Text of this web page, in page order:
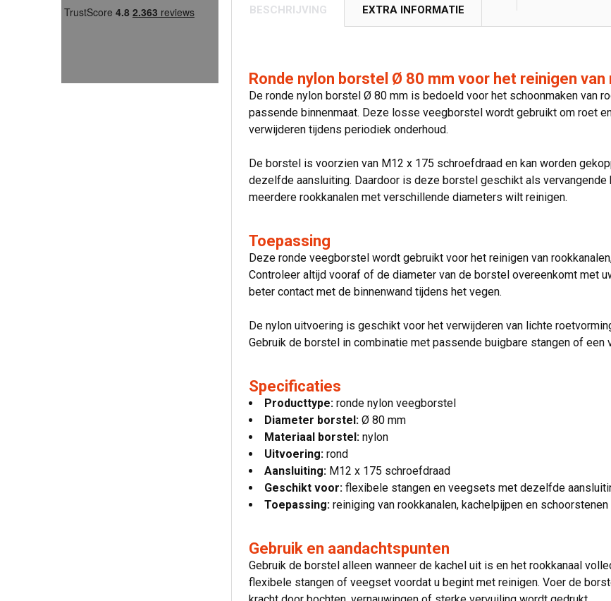
BESCHRIJVING EXTRA INFORMATIE
Ronde nylon borstel Ø 80 mm voor het reinigen
De ronde nylon borstel Ø 80 mm is bedoeld voor het schoonmaken van
passende binnenmaat. Deze losse veegborstel wordt gebruikt om roet
verwijderen tijdens periodiek onderhoud.
De borstel is voorzien van M12 x 175 schroefdraad en kan worden
dezelfde aansluiting. Daardoor is deze borstel geschikt als
meerdere rookkanalen met verschillende diameters wilt reinigen.
Toepassing
Deze ronde veegborstel wordt gebruikt voor het reinigen van
Controleer altijd vooraf of de diameter van de borstel overeenkomt met
beter contact met de binnenwand tijdens het vegen.
De nylon uitvoering is geschikt voor het verwijderen van lichte
Gebruik de borstel in combinatie met passende buigbare stangen of
Specificaties
Producttype: ronde nylon veegborstel
Diameter borstel: Ø 80 mm
Materiaal borstel: nylon
Uitvoering: rond
Aansluiting: M12 x 175 schroefdraad
Geschikt voor: flexibele stangen en veegsets met dezelfde
Toepassing: reiniging van rookkanalen, kachelpijpen en schoorstenen
Gebruik en aandachtspunten
Gebruik de borstel alleen wanneer de kachel uit is en het rookkanaal
flexibele stangen of veegset voordat u begint met reinigen. Voer de